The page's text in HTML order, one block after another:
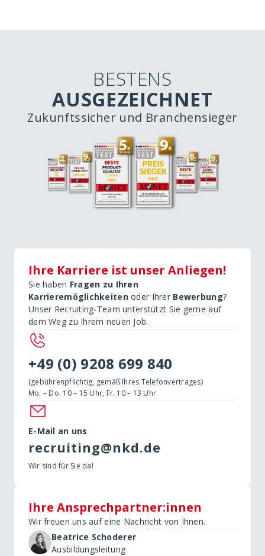
BESTENS
AUSGEZEICHNET
Zukunftssicher und Branchensieger
Ihre Karriere ist unser Anliegen!
Sie haben Fragen zu Ihren
Karrieremöglichkeitenoder Ihrer Bewerbung?
Unser Recruiting-Team unterstützt Sie gerne auf
dem Weg zu Ihrem neuen Job.
+49 (0) 9208 699 840
(gebührenpflichtig, gemäß Ihres Telefonvertrages)
Mo. – Do. 10 – 15 Uhr, Fr. 10 – 13 Uhr
E-Mail an uns
recruiting@nkd.de
Wir sind für Sie da!
Ihre Ansprechpartner:innen
Wir freuen uns auf eine Nachricht von Ihnen.
Beatrice Schoderer
Ausbildungsleitung